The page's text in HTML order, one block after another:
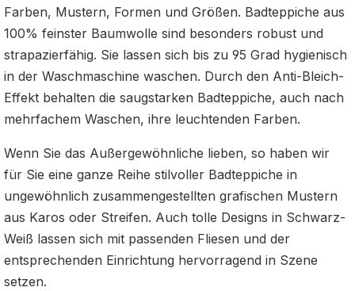
Farben, Mustern, Formen und Größen. Badteppiche aus
100% feinster Baumwolle sind besonders robust und
strapazierfähig. Sie lassen sich bis zu 95 Grad hygienisch
in der Waschmaschine waschen. Durch den Anti-Bleich-
Effekt behalten die saugstarken Badteppiche, auch nach
mehrfachem Waschen, ihre leuchtenden Farben.
Wenn Sie das Außergewöhnliche lieben, so haben wir
für Sie eine ganze Reihe stilvoller Badteppiche in
ungewöhnlich zusammengestellten grafischen Mustern
aus Karos oder Streifen. Auch tolle Designs in Schwarz-
Weiß lassen sich mit passenden Fliesen und der
entsprechenden Einrichtung hervorragend in Szene
setzen.